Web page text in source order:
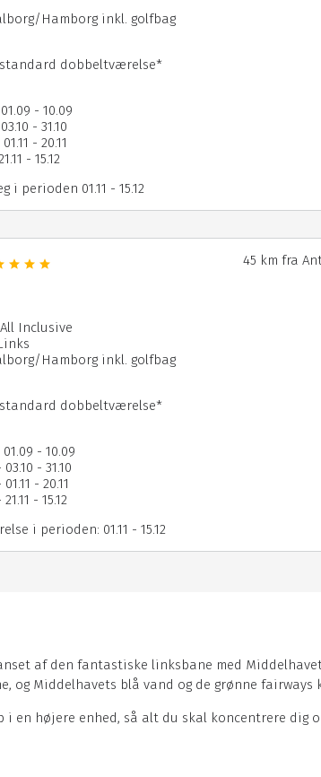
Hamborg inkl. golfbag
dobbeltværelse*
- 10.09
- 31.10
- 20.11
- 15.12
perioden 01.11 - 15.12
45 km fra
Inclusive
Hamborg inkl. golfbag
dobbeltværelse*
01.09 - 10.09
- 31.10
- 20.11
- 15.12
i perioden: 01.11 - 15.12
af den fantastiske linksbane med
og Middelhavets blå vand og de grønne
en højere enhed, så alt du skal koncentrere dig